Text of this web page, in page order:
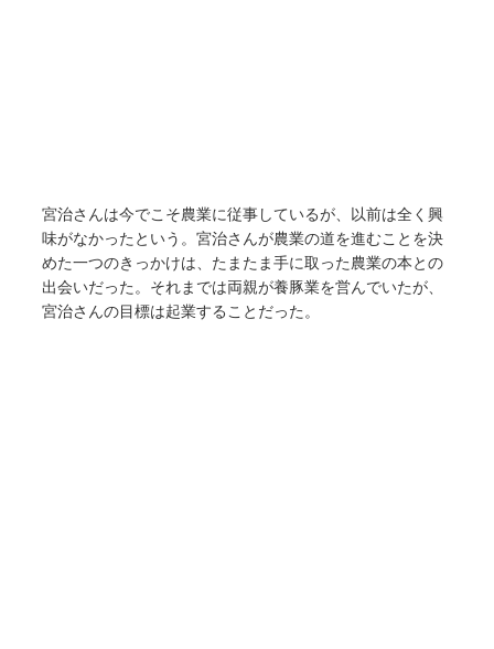
宮治さんは今でこそ農業に従事しているが、以前は全く興
味がなかったという。宮治さんが農業の道を進むことを決
めた一つのきっかけは、たまたま手に取った農業の本との
出会いだった。それまでは両親が養豚業を営んでいたが、
宮治さんの目標は起業することだった。